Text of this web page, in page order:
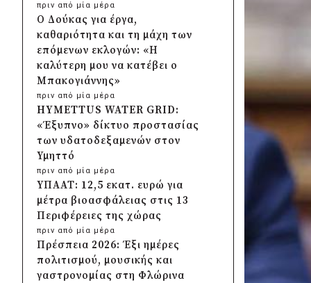
πριν από μία μέρα
Ο Δούκας για έργα,
καθαριότητα και τη μάχη των
επόμενων εκλογών: «Η
καλύτερη μου να κατέβει ο
Μπακογιάννης»
πριν από μία μέρα
HYMETTUS WATER GRID:
«Έξυπνο» δίκτυο προστασίας
των υδατοδεξαμενών στον
Υμηττό
πριν από μία μέρα
ΥΠΑΑΤ: 12,5 εκατ. ευρώ για
μέτρα βιοασφάλειας στις 13
Περιφέρειες της χώρας
πριν από μία μέρα
Πρέσπεια 2026: Έξι ημέρες
πολιτισμού, μουσικής και
γαστρονομίας στη Φλώρινα